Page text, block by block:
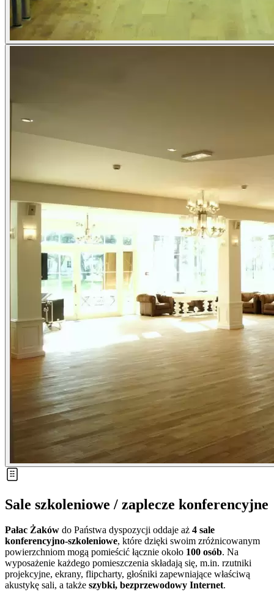
Sale szkoleniowe / zaplecze konferencyjne
Pałac Żaków do Państwa dyspozycji oddaje aż 4 sale
konferencyjno-szkoleniowe, które dzięki swoim zróżnicowanym
powierzchniom mogą pomieścić łącznie około 100 osób. Na
wyposażenie każdego pomieszczenia składają się, m.in. rzutniki
projekcyjne, ekrany, flipcharty, głośniki zapewniające właściwą
akustykę sali, a także szybki, bezprzewodowy Internet.